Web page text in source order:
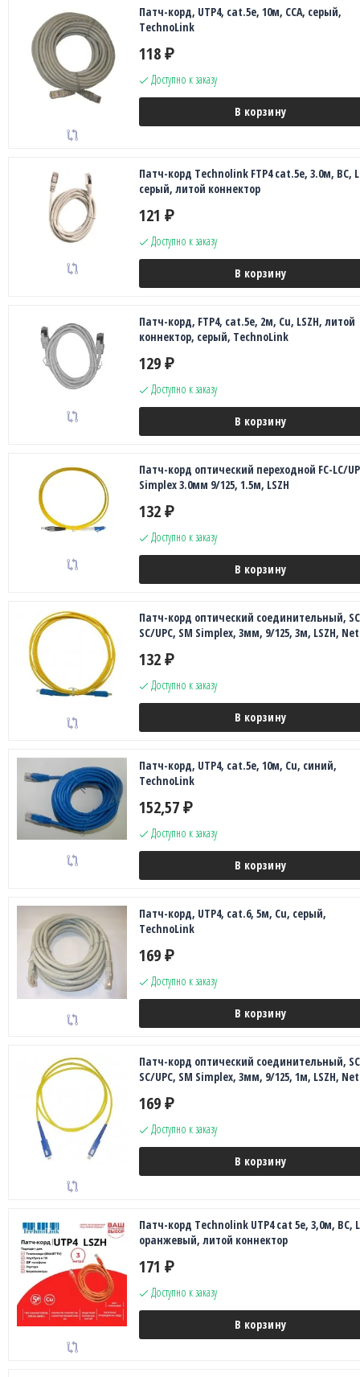
Патч-корд, UTP4, cat.5е, 10м, CCA, серый,
TechnoLink
118 ₽
Доступно к заказу
В корзину
Патч-корд Technolink FTP4 cat.5е, 3.0м, BC,
серый, литой коннектор
121 ₽
Доступно к заказу
В корзину
Патч-корд, FTP4, cat.5е, 2м, Сu, LSZH, литой
коннектор, серый, TechnoLink
129 ₽
Доступно к заказу
В корзину
Патч-корд оптический переходной FC-LC/
Simplex 3.0мм 9/125, 1.5м, LSZH
132 ₽
Доступно к заказу
В корзину
Патч-корд оптический соединительный,
SC/UPC, SM Simplex, 3мм, 9/125, 3м, LSZH,
132 ₽
Доступно к заказу
В корзину
Патч-корд, UTP4, cat.5e, 10м, Сu, синий,
TechnoLink
152,57 ₽
Доступно к заказу
В корзину
Патч-корд, UTP4, cat.6, 5м, Сu, серый,
TechnoLink
169 ₽
Доступно к заказу
В корзину
Патч-корд оптический соединительный,
SC/UPC, SM Simplex, 3мм, 9/125, 1м, LSZH,
169 ₽
Доступно к заказу
В корзину
Патч-корд Technolink UTP4 cat 5e, 3,0м, ВС,
оранжевый, литой коннектор
171 ₽
Доступно к заказу
В корзину